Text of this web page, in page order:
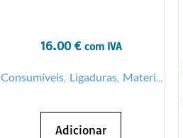
16.00 € com IVA
Consumíveis Ligaduras Material
Adicionar